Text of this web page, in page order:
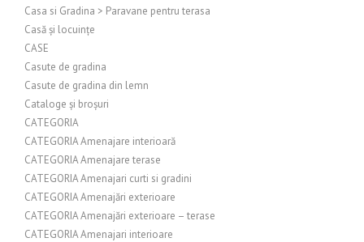
Casa si Gradina > Paravane pentru terasa
Casă și locuințe
CASE
Casute de gradina
Casute de gradina din lemn
Cataloge și broșuri
CATEGORIA
CATEGORIA Amenajare interioară
CATEGORIA Amenajare terase
CATEGORIA Amenajari curti si gradini
CATEGORIA Amenajări exterioare
CATEGORIA Amenajări exterioare – terase
CATEGORIA Amenajari interioare